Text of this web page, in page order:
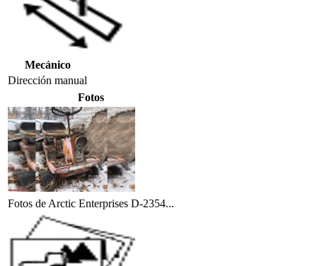
Mecánico
Dirección manual
Fotos
Fotos de Arctic Enterprises D-2354...